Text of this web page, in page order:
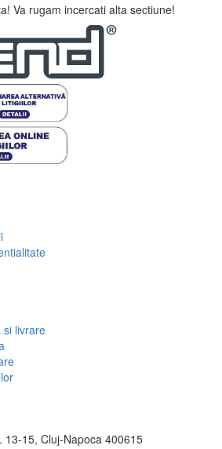
Va rugam incercati alta sectiune!
si livrare
13-15, Cluj-Napoca 400615